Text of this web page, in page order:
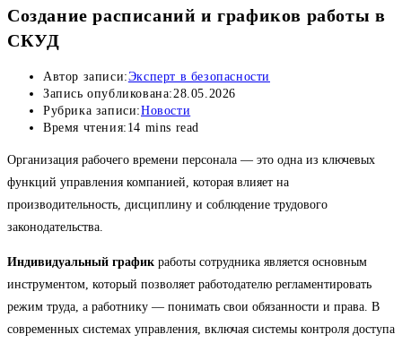
Создание расписаний и графиков работы в
СКУД
Автор записи:Эксперт в безопасности
Запись опубликована: 28.05.2026
Рубрика записи:Новости
Время чтения: 14 mins read
Организация рабочего времени персонала — это одна из ключевых
функций управления компанией, которая влияет на
производительность, дисциплину и соблюдение трудового
законодательства.
Индивидуальный график работы сотрудника является основным
инструментом, который позволяет работодателю регламентировать
режим труда, а работнику — понимать свои обязанности и права. В
современных системах управления, включая системы контроля доступа